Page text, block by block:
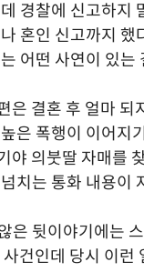
경찰에 신고하지
혼인 신고까지
어떤 사연이 있는
은 결혼 후 얼마 되
은 폭행이 이어지
야 의붓딸 자매를
치는 통화 내용이
은 뒷이야기에는
건인데 당시 이런